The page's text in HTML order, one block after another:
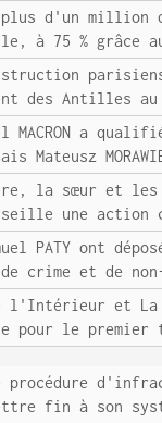
d'un million
à 75 % grâce
des Antilles au
MACRON a
la sœur et les
une
PATY ont
crime et de
l'Intérieur et
pour le
fin à son